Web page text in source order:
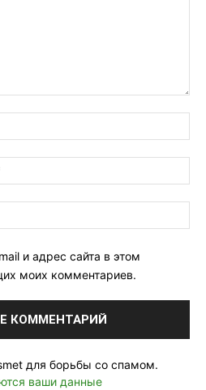
и адрес сайта в этом
моих комментариев.
для борьбы со спамом.
ваши данные